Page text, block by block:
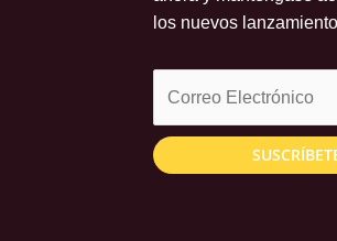
los nuevos